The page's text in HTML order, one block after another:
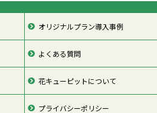
オリジナルプラン導入事例
よくある質問
花キューピットについて
プライバシーポリシー